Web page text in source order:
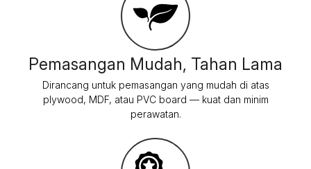
Pemasangan Mudah, Tahan Lama
Dirancang untuk pemasangan yang mudah di atas
plywood, MDF, atau PVC board — kuat dan minim
perawatan.